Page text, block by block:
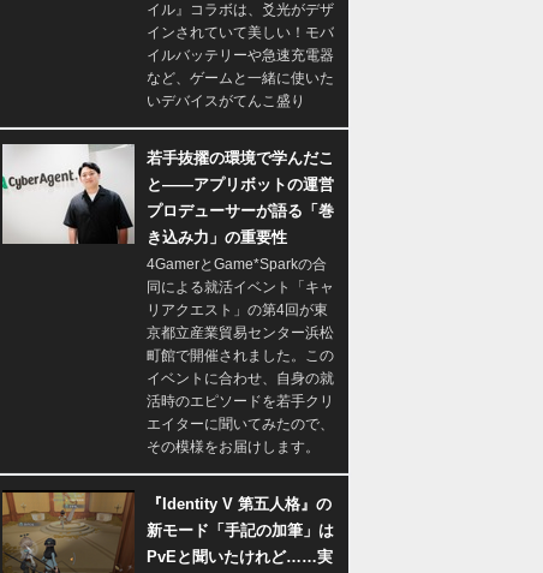
イル』コラボは、爻光がデザ
インされていて美しい！モバ
イルバッテリーや急速充電器
など、ゲームと一緒に使いた
いデバイスがてんこ盛り
若手抜擢の環境で学んだこ
と――アプリボットの運営
プロデューサーが語る「巻
き込み力」の重要性
4GamerとGame*Sparkの合
同による就活イベント「キャ
リアクエスト」の第4回が東
京都立産業貿易センター浜松
町館で開催されました。この
イベントに合わせ、自身の就
活時のエピソードを若手クリ
エイターに聞いてみたので、
その模様をお届けします。
『Identity V 第五人格』の
新モード「手記の加筆」は
PvEと聞いたけれど……実